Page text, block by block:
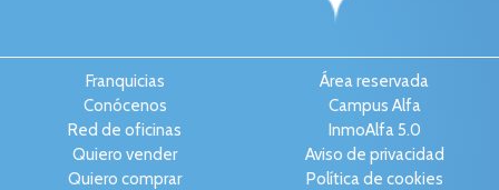
Franquicias
Conócenos
Red de oficinas
Quiero vender
Quiero comprar
Área reservada
Campus Alfa
InmoAlfa 5.0
Aviso de privacidad
Política de cookies